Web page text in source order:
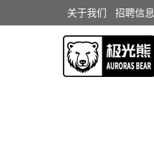
关于我们 招聘信息